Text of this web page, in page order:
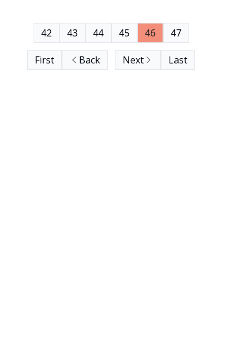
First Back
42 43 44 45 46 47
Next Last